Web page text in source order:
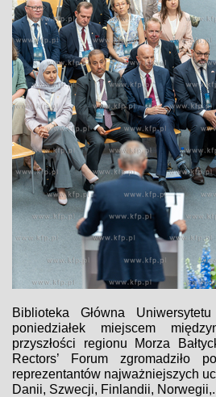
Biblioteka Główna
poniedziałek miejscem
przyszłości regionu Morza
Rectors’ Forum zgromadziło
reprezentantów najważniejszych
Danii, Szwecji, Finlandii,